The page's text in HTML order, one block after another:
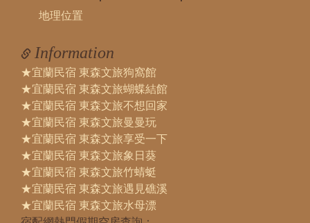
地理位置
Information
★宜蘭民宿 東森文旅狗窩館
★宜蘭民宿 東森文旅蝴蝶結館
★宜蘭民宿 東森文旅不想回家
★宜蘭民宿 東森文旅曼曼玩
★宜蘭民宿 東森文旅享受一下
★宜蘭民宿 東森文旅象日葵
★宜蘭民宿 東森文旅竹蜻蜓
★宜蘭民宿 東森文旅遇見礁溪
★宜蘭民宿 東森文旅水母漂